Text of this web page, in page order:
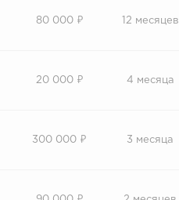
80 000 ₽ 12 месяцев
20 000 ₽ 4 месяца
300 000 ₽ 3 месяца